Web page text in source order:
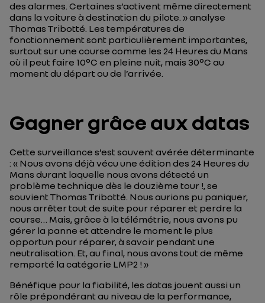
des alarmes. Certaines s’activent même directement
dans la voiture à destination du pilote. » analyse
Thomas Tribotté. Les températures de
fonctionnement sont particulièrement importantes,
surtout sur une course comme les 24 Heures du Mans
où il peut faire 10°C en pleine nuit, mais 30°C au
moment du départ ou de l’arrivée.
Gagner grâce aux datas
Cette surveillance s’est souvent avérée déterminante
: « Nous avons déjà vécu une édition des 24 Heures du
Mans durant laquelle nous avons détecté un
problème technique dès le douzième tour !, se
souvient Thomas Tribotté. Nous aurions pu paniquer,
nous arrêter tout de suite pour réparer et perdre la
course… Mais, grâce à la télémétrie, nous avons pu
gérer la panne et attendre le moment le plus
opportun pour réparer, à savoir pendant une
neutralisation. Et, au final, nous avons tout de même
remporté la catégorie LMP2 ! »
Bénéfique pour la fiabilité, les datas jouent aussi un
rôle prépondérant au niveau de la performance,